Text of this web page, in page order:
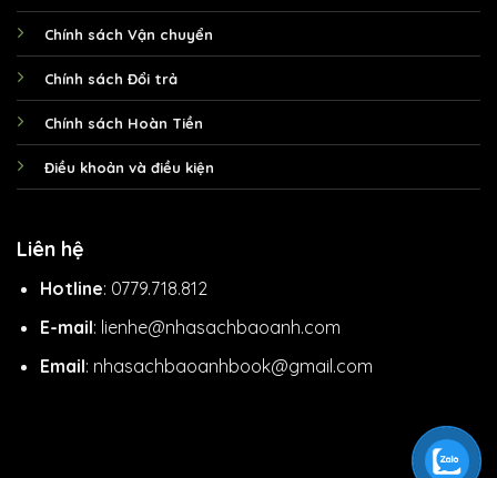
Chính sách Vận chuyển
Chính sách Đổi trả
Chính sách Hoàn Tiền
Điều khoản và điều kiện
Liên hệ
Hotline: 0779.718.812
E-mail: lienhe@nhasachbaoanh.com
Email: nhasachbaoanhbook@gmail.com